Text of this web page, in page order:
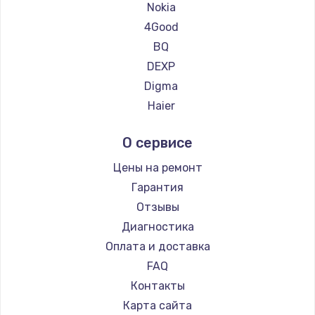
550 руб.
Ремонт аккумулятора
550 руб.
Заказать
Замена микросхемы питания
1100 руб.
Заказать
Ремонт микросхемы Wi-Fi
1100 руб.
Заказать
Замена GPS модуля
Ремонт планшетов Teclast
Ремонт планшетов CHUWI
Nokia
4Good
BQ
DEXP
Digma
Haier
Prestigio
BlackView
Amazon
Aquarius
Philips
Dell
HP
Getac
ZTE
О сервисе
Цены на ремонт
Гарантия
Отзывы
Диагностика
Оплата и доставка
FAQ
Контакты
Карта сайта